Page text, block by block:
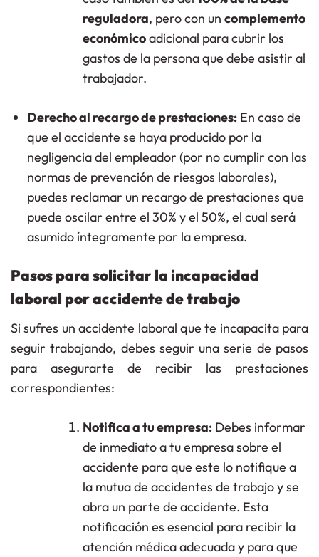
reguladora, pero con un complemento
económicoadicional para cubrir los
gastos de la persona que debe asistir al
trabajador.
Derecho al recargo de prestaciones: En caso de
que el accidente se haya producido por la
negligencia del empleador (por no cumplir con las
normas de prevención de riesgos laborales),
puedes reclamar un recargo de prestaciones que
puede oscilar entre el 30% y el 50%, el cual será
asumido íntegramente por la empresa.
Pasos para solicitar la incapacidad
laboral por accidente de trabajo
Si sufres un accidente laboral que te incapacita para
seguir trabajando, debes seguir una serie de pasos
para asegurarte de recibir las prestaciones
correspondientes:
Notifica a tu empresa:Debes informar
de inmediato a tu empresa sobre el
accidente para que este lo notifique a
la mutua de accidentes de trabajo y se
abra un parte de accidente. Esta
notificación es esencial para recibir la
atención médica adecuada y para que